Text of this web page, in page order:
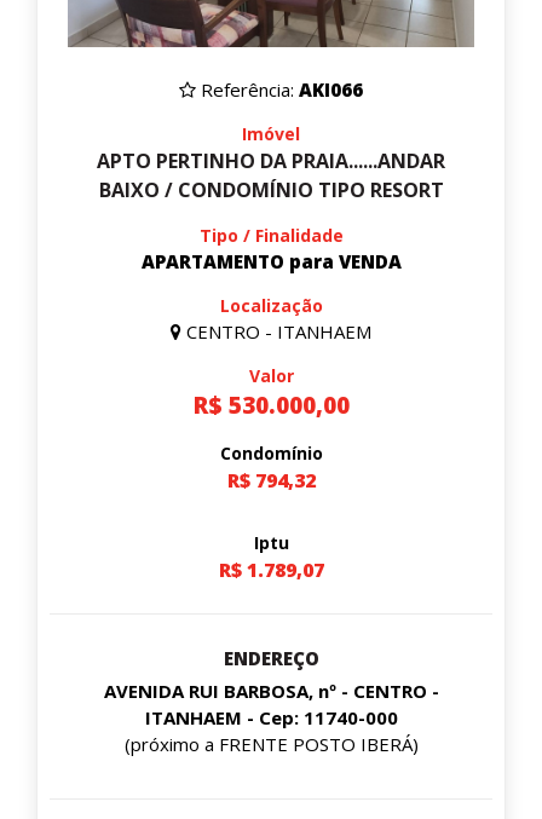
Referência: AKI066
Imóvel
APTO PERTINHO DA PRAIA......ANDAR
BAIXO / CONDOMÍNIO TIPO RESORT
Tipo / Finalidade
APARTAMENTO para VENDA
Localização
CENTRO - ITANHAEM
Valor
R$ 530.000,00
Condomínio
R$ 794,32
Iptu
R$ 1.789,07
ENDEREÇO
AVENIDA RUI BARBOSA, nº - CENTRO -
ITANHAEM - Cep: 11740-000
(próximo a FRENTE POSTO IBERÁ)